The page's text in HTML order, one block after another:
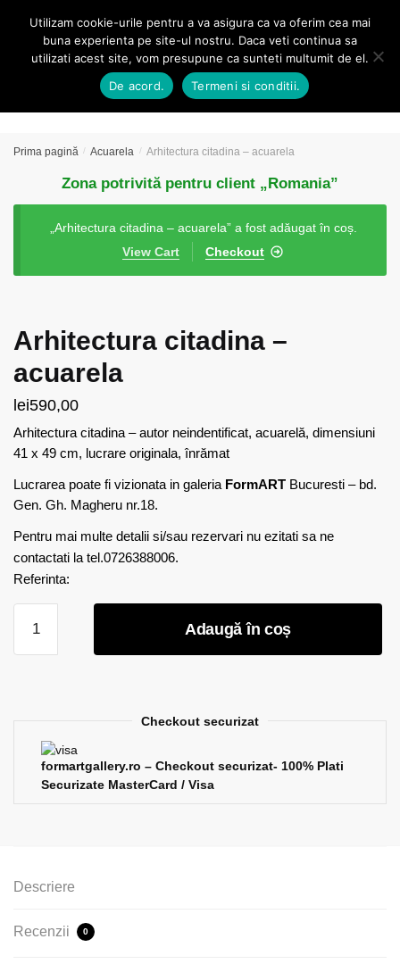
navigation
content
MENU
Prima pagină / Acuarela / Arhitectura citadina – acuarela
Zona potrivită pentru client „Romania”
„Arhitectura citadina – acuarela” a fost adăugat în coș.
Checkout
View Cart
Arhitectura citadina –
acuarela
lei590,00
Arhitectura citadina – autor neindentificat, acuarelă, dimensiuni
41 x 49 cm, lucrare originala, înrămat
Lucrarea poate fi vizionata in galeria FormART Bucuresti – bd.
Gen. Gh. Magheru nr.18.
Pentru mai multe detalii si/sau rezervari nu ezitati sa ne
contactati la tel.0726388006.
Referinta:
Arhitectura
citadina
Adaugă în coș
Checkout securizat
formartgallery.ro – Checkout securizat- 100% Plati
Securizate MasterCard / Visa
Descriere
Recenzii 0
Utilizam cookie-urile pentru a va asigura ca va oferim cea mai
buna experienta pe site-ul nostru. Daca veti continua sa
utilizati acest site, vom presupune ca sunteti multumit de el.
De acord.
Termeni si conditii.